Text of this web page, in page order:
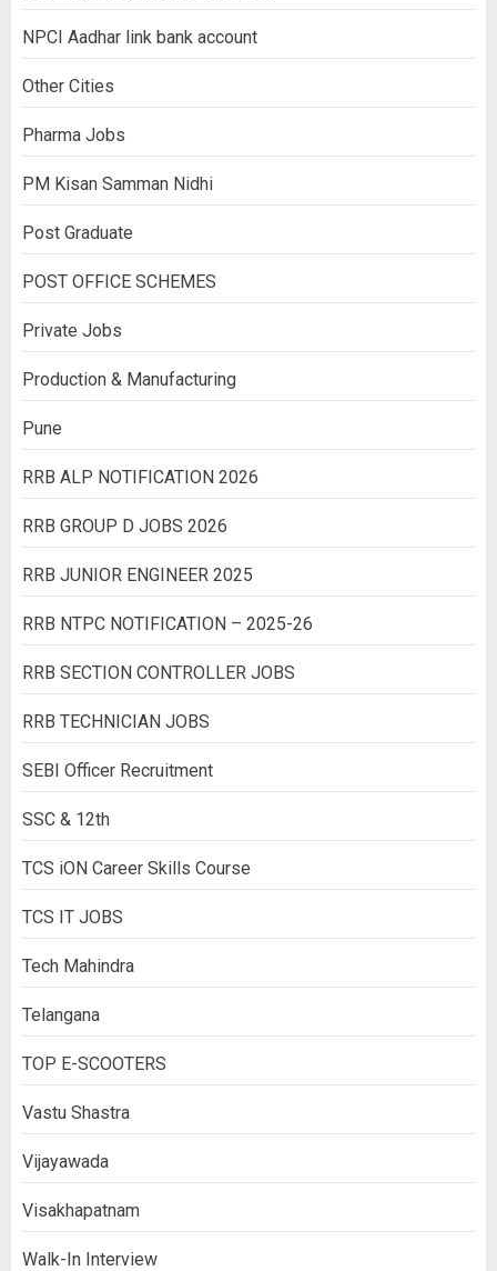
NPCI Aadhar link bank account
Other Cities
Pharma Jobs
PM Kisan Samman Nidhi
Post Graduate
POST OFFICE SCHEMES
Private Jobs
Production & Manufacturing
Pune
RRB ALP NOTIFICATION 2026
RRB GROUP D JOBS 2026
RRB JUNIOR ENGINEER 2025
RRB NTPC NOTIFICATION – 2025-26
RRB SECTION CONTROLLER JOBS
RRB TECHNICIAN JOBS
SEBI Officer Recruitment
SSC & 12th
TCS iON Career Skills Course
TCS IT JOBS
Tech Mahindra
Telangana
TOP E-SCOOTERS
Vastu Shastra
Vijayawada
Visakhapatnam
Walk-In Interview